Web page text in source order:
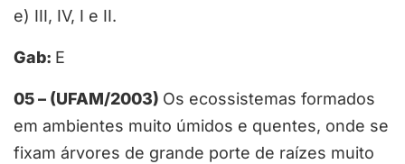
e) III, IV, I e II.
Gab: E
05 – (UFAM/2003) Os ecossistemas formados
em ambientes muito úmidos e quentes, onde se
fixam árvores de grande porte de raízes muito